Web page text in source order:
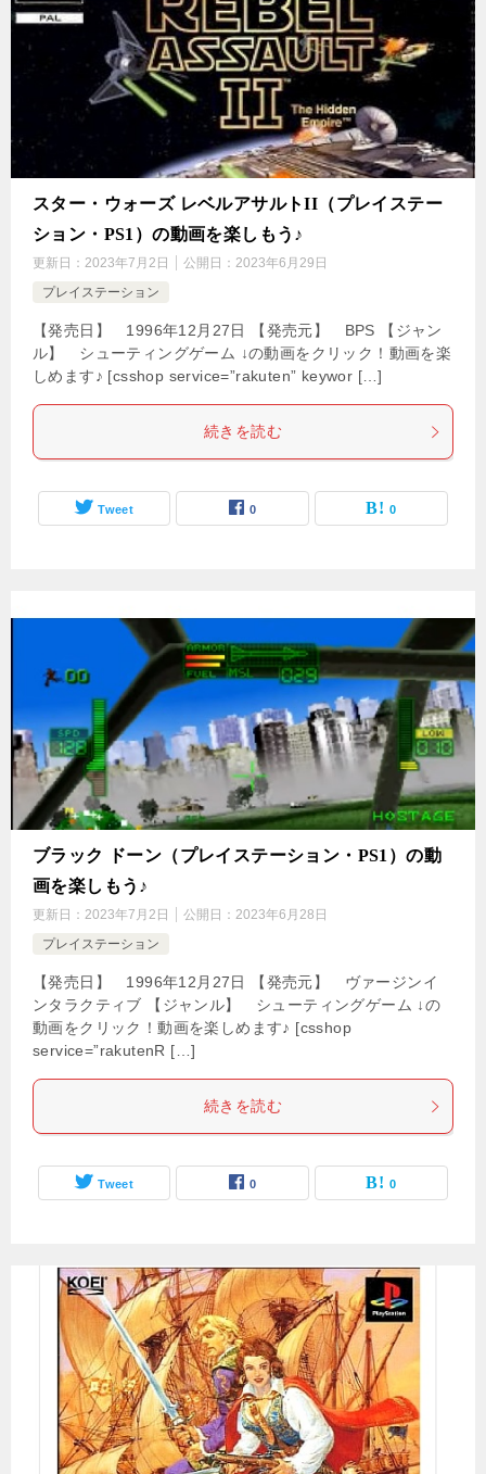
スター・ウォーズ レベルアサルトII（プレイステー
ション・PS1）の動画を楽しもう♪
更新日： 2023年7月2日 公開日： 2023年6月29日
プレイステーション
【発売日】 1996年12月27日 【発売元】 BPS 【ジャン
ル】 シューティングゲーム ↓の動画をクリック！動画を楽
しめます♪ [csshop service=”rakuten” keywor […]
続きを読む
Tweet 0 0
ブラック ドーン（プレイステーション・PS1）の動
画を楽しもう♪
更新日： 2023年7月2日 公開日： 2023年6月28日
プレイステーション
【発売日】 1996年12月27日 【発売元】 ヴァージンイ
ンタラクティブ 【ジャンル】 シューティングゲーム ↓の
動画をクリック！動画を楽しめます♪ [csshop
service=”rakutenR […]
続きを読む
Tweet 0 0